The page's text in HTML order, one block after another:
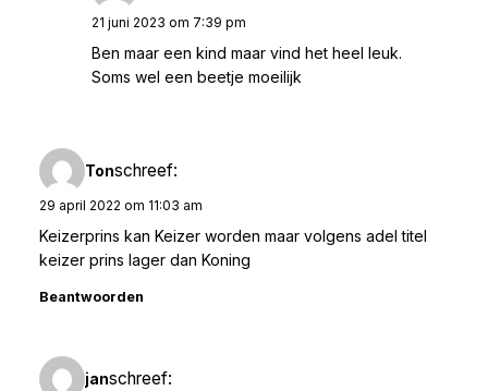
21 juni 2023 om 7:39 pm
Ben maar een kind maar vind het heel leuk.
Soms wel een beetje moeilijk
Tonschreef:
29 april 2022 om 11:03 am
Keizerprins kan Keizer worden maar volgens adel titel
keizer prins lager dan Koning
Beantwoorden
janschreef: